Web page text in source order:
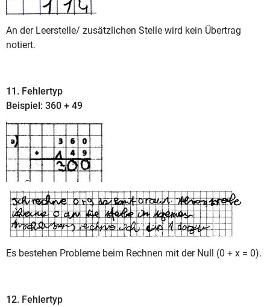
An der Leerstelle/ zusätzlichen Stelle wird kein Übertrag
notiert.
11. Fehlertyp
Beispiel: 360 + 49
Es bestehen Probleme beim Rechnen mit der Null (0 + x = 0).
12. Fehlertyp